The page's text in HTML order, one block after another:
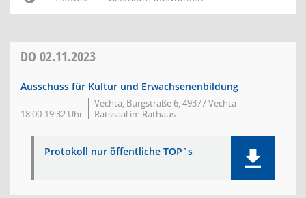
DO 02.11.2023
Ausschuss für Kultur und Erwachsenenbildung
18:00-19:32 Uhr
Vechta, Burgstraße 6, 49377 Vechta
Ratssaal im Rathaus
Protokoll nur öffentliche TOP`s